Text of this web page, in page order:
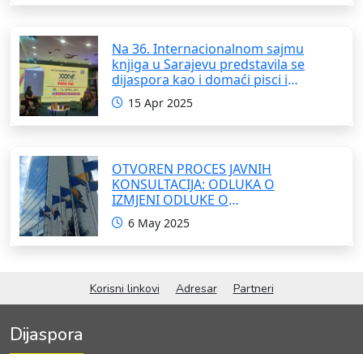
Na 36. Internacionalnom sajmu
knjiga u Sarajevu predstavila se
dijaspora kao i domaći pisci i
umjetnici
15 Apr 2025
OTVOREN PROCES JAVNIH
KONSULTACIJA: ODLUKA O
IZMJENI ODLUKE O
FORMIRANJU INTERRESORNE
RADNE GRUPE ZA IZRADU
OKVIRNOG ZAKONA O
HERCEGOVINE
6 May 2025
Korisni linkovi Adresar Partneri
Dijaspora